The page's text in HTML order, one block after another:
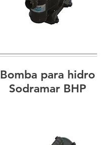
Bomba para hidro
Sodramar BHP